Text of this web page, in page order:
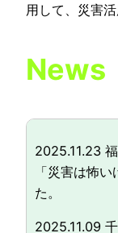
用して、災害
News
2025.11.23
「災害は怖
た。
2025.11.09